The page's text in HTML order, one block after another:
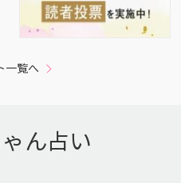
一覧へ
ん占い